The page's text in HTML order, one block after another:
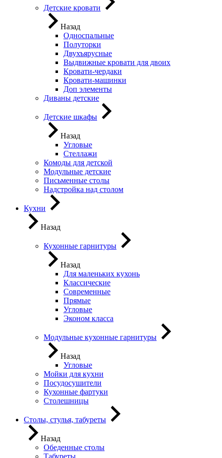
Детские кровати
Назад
Односпальные
Полуторки
Двухъярусные
Выдвижные кровати для двоих
Кровати-чердаки
Кровати-машинки
Доп элементы
Диваны детские
Детские шкафы
Назад
Угловые
Стеллажи
Комоды для детской
Модульные детские
Письменные столы
Надстройка над столом
Кухни
Назад
Кухонные гарнитуры
Назад
Для маленьких кухонь
Классические
Современные
Прямые
Угловые
Эконом класса
Модульные кухонные гарнитуры
Назад
Угловые
Мойки для кухни
Посудосушители
Кухонные фартуки
Столешницы
Столы, стулья, табуреты
Назад
Обеденные столы
Табуреты